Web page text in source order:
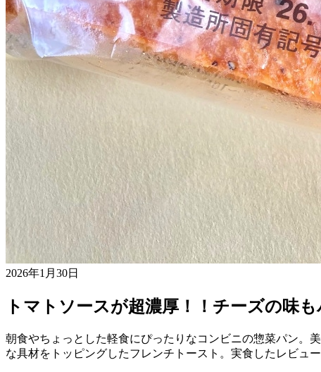
2026年1月30日
トマトソースが超濃厚！！チーズの味
朝食やちょっとした軽食にぴったりなコンビニの惣菜パン。
な具材をトッピングしたフレンチトースト。実食したレビュ